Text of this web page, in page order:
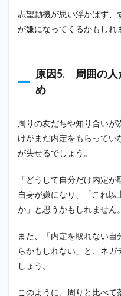
の未
来を
2.7
ゲー
取り
組ん
でみ
る
さま
ざま
な就
スを
利用
して
みる
2.9
志望動機が思い浮かばず、
が嫌になってくるかもしれ
原因5. 周囲の人
め
周りの友だちや知り合い
けがまだ内定をもらって
が失せるでしょう。
「どうして自分だけ内定
自身が嫌になり、「これ
か」と思うかもしれません。
また、「内定を取れない
らかもしれない」と、ネ
しょう。
このように、周りと比べ